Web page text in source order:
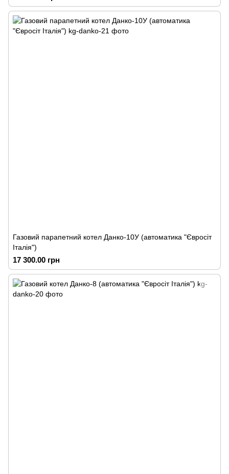
Газовий парапетний котел Данко-10У (автоматика "Євросіт
Італія")
17 300.00 грн